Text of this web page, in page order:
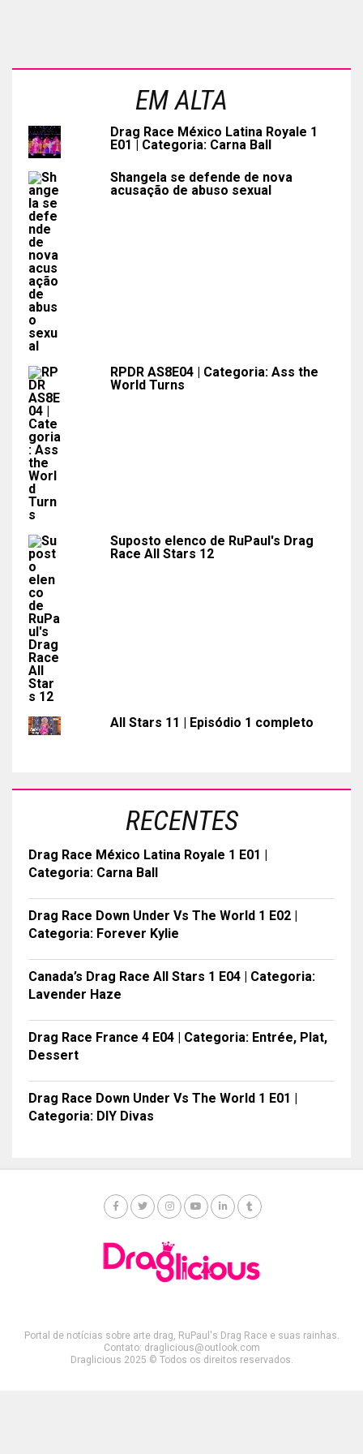
EM ALTA
Drag Race México Latina Royale 1
E01 | Categoria: Carna Ball
Shangela se defende de nova
acusação de abuso sexual
RPDR AS8E04 | Categoria: Ass the
World Turns
Suposto elenco de RuPaul's Drag
Race All Stars 12
All Stars 11 | Episódio 1 completo
RECENTES
Drag Race México Latina Royale 1 E01 |
Categoria: Carna Ball
Drag Race Down Under Vs The World 1 E02 |
Categoria: Forever Kylie
Canada’s Drag Race All Stars 1 E04 | Categoria:
Lavender Haze
Drag Race France 4 E04 | Categoria: Entrée, Plat,
Dessert
Drag Race Down Under Vs The World 1 E01 |
Categoria: DIY Divas
Portal de notícias sobre arte drag, RuPaul's Drag Race e suas rainhas.
Contato: draglicious@outlook.com
Draglicious 2025 © Todos os direitos reservados.